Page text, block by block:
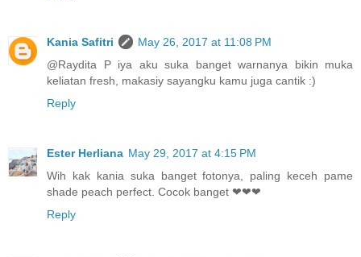
Kania Safitri
May 26, 2017 at 11:08 PM
@Raydita P iya aku suka banget warnanya bikin muka
keliatan fresh, makasiy sayangku kamu juga cantik :)
Reply
Ester Herliana May 29, 2017 at 4:15 PM
Wih kak kania suka banget fotonya, paling keceh pame
shade peach perfect. Cocok banget ❤❤❤
Reply